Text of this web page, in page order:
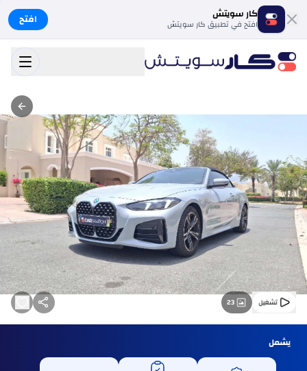
كار سويتش
افتح في تطبيق كار سويتش افتح
23
يشمل